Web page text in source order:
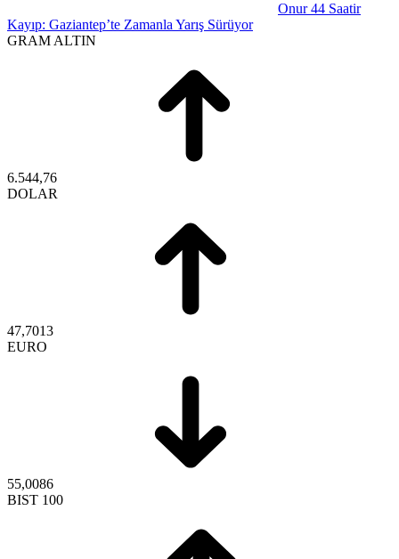
Onur 44 Saatir
Kayıp: Gaziantep’te Zamanla Yarış Sürüyor
GRAM ALTIN
6.544,76
DOLAR
47,7013
EURO
55,0086
BIST 100